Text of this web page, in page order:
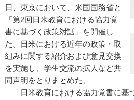
日、東京において、米国国務省と
「第2回日米教育における協力覚
書に基づく政策対話」を開催し
た。日米における近年の政策・取
組みに関する紹介および意見交換
を実施し、学生交流の拡大など共
同声明をとりまとめた。
「日米教育における協力覚書に基